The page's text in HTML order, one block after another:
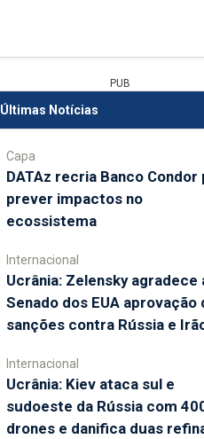
PUB
Últimas Notícias
Capa
DATAz recria Banco Condor
prever impactos no
ecossistema
Internacional
Ucrânia: Zelensky agradece
Senado dos EUA aprovação
sanções contra Rússia e
Internacional
Ucrânia: Kiev ataca sul e
sudoeste da Rússia com
drones e danifica duas